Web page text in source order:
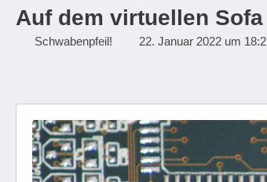
Auf dem virtuellen
Schwabenpfeil! 22. Januar 2022 um